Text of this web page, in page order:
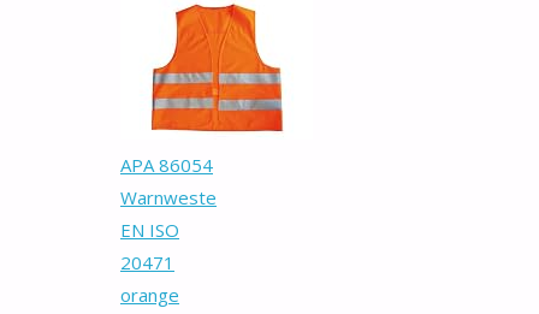
APA 86054
Warnweste
EN ISO
20471
orange